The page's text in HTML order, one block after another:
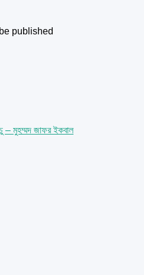
published
– মুহম্মদ জাফর ইকবাল